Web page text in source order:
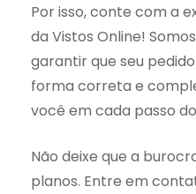
Por isso, conte com a
da Vistos Online!
garantir que seu
forma correta e
você em cada passo
Não deixe que a
planos. Entre em